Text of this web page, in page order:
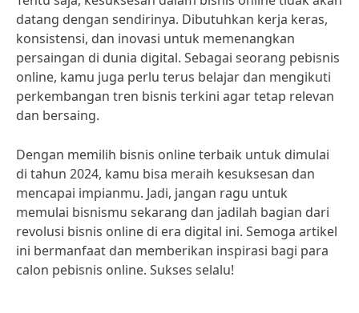
datang dengan sendirinya. Dibutuhkan kerja keras,
konsistensi, dan inovasi untuk memenangkan
persaingan di dunia digital. Sebagai seorang pebisnis
online, kamu juga perlu terus belajar dan mengikuti
perkembangan tren bisnis terkini agar tetap relevan
dan bersaing.
Dengan memilih bisnis online terbaik untuk dimulai
di tahun 2024, kamu bisa meraih kesuksesan dan
mencapai impianmu. Jadi, jangan ragu untuk
memulai bisnismu sekarang dan jadilah bagian dari
revolusi bisnis online di era digital ini. Semoga artikel
ini bermanfaat dan memberikan inspirasi bagi para
calon pebisnis online. Sukses selalu!